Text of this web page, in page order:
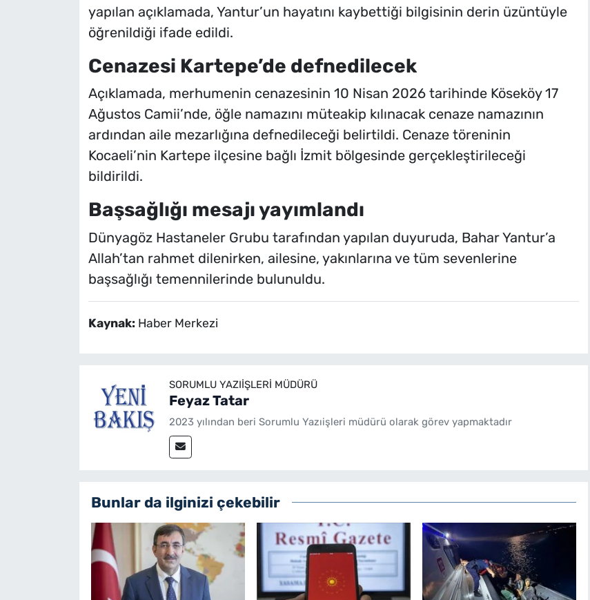
yapılan açıklamada, Yantur’un hayatını kaybettiği bilgisinin derin üzüntüyle
öğrenildiği ifade edildi.
Cenazesi Kartepe’de defnedilecek
Açıklamada, merhumenin cenazesinin 10 Nisan 2026 tarihinde Köseköy 17
Ağustos Camii’nde, öğle namazını müteakip kılınacak cenaze namazının
ardından aile mezarlığına defnedileceği belirtildi. Cenaze töreninin
Kocaeli’nin Kartepe ilçesine bağlı İzmit bölgesinde gerçekleştirileceği
bildirildi.
Başsağlığı mesajı yayımlandı
Dünyagöz Hastaneler Grubu tarafından yapılan duyuruda, Bahar Yantur’a
Allah’tan rahmet dilenirken, ailesine, yakınlarına ve tüm sevenlerine
başsağlığı temennilerinde bulunuldu.
Kaynak: Haber Merkezi
SORUMLU YAZIIŞLERI MÜDÜRÜ
Feyaz Tatar
2023 yılından beri Sorumlu Yazıişleri müdürü olarak görev yapmaktadır
Bunlar da ilginizi çekebilir